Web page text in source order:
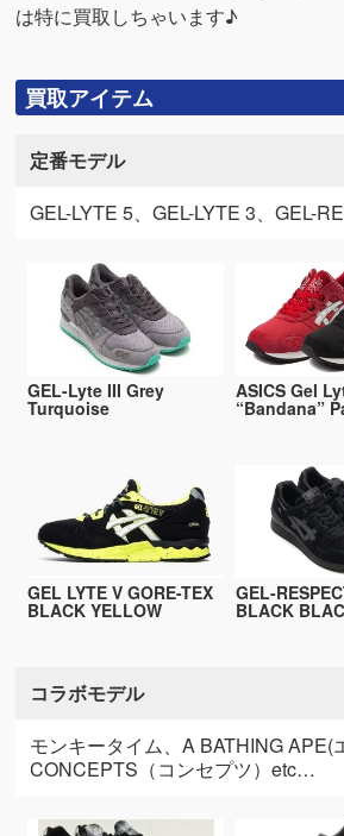
は特に買取しちゃいます♪
買取アイテム
定番モデル
GEL-LYTE 5、GEL-LYTE 3、GEL-
GEL-Lyte III Grey
Turquoise
ASICS Gel
“Bandana”
GEL LYTE V GORE-TEX
BLACK YELLOW
GEL-
BLACK
コラボモデル
モンキータイム、A BATHING APE(
CONCEPTS（コンセプツ）etc…